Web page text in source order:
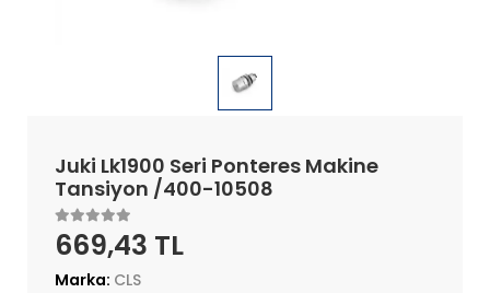
Juki Lk1900 Seri Ponteres Makine
Tansiyon /400-10508
669,43 TL
Marka: CLS